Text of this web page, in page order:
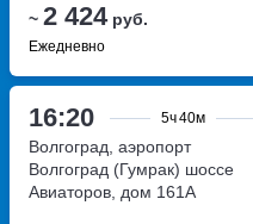
~ 2 424руб.
Ежедневно
16:20 5ч40м
Волгоград, аэропорт
Волгоград (Гумрак) шоссе
Авиаторов, дом 161А